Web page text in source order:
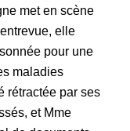
met en scène
elle
pour une
maladies
rétractée par ses
et Mme